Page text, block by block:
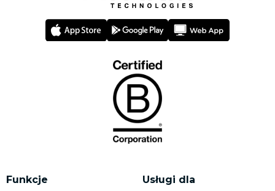
Funkcje Usługi dla